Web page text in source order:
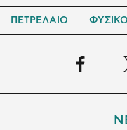
ΠΕΤΡΕΛΑΙΟ